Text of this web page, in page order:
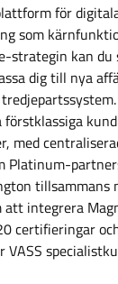
för
som
strategin kan du
dig till nya
med
Platinum-
tillsammans
integrera
certifieringar
VASS